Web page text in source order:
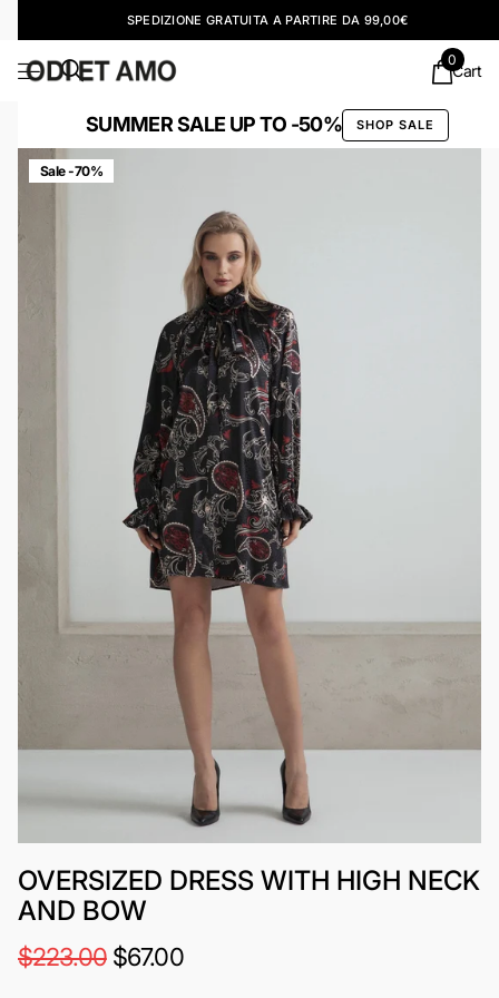
SPEDIZIONE GRATUITA A PARTIRE DA 99,00€
Cart
0
SUMMER SALE UP TO -50% SHOP SALE
Sale -70%
OVERSIZED DRESS WITH HIGH NECK
AND BOW
$223.00$67.00